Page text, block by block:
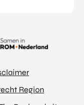
Region